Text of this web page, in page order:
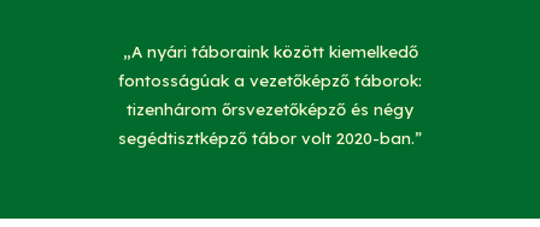
„A nyári táboraink között kiemelkedő
fontosságúak a vezetőképző táborok:
tizenhárom őrsvezetőképző és négy
segédtisztképző tábor volt 2020-ban.”